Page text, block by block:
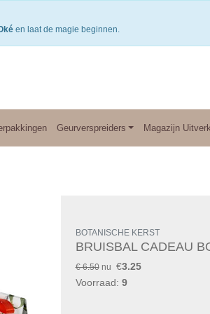
Geurverspreiders Magazijn
BOTANISCHE KERST
BRUISBAL CADEAU
€ 6.50nu €3.25
Voorraad: 9
en laat de magie beginnen.